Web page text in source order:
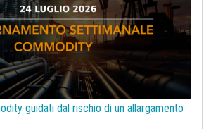
guidati dal rischio di un allargamento